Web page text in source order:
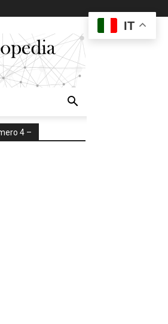
4 –
IT